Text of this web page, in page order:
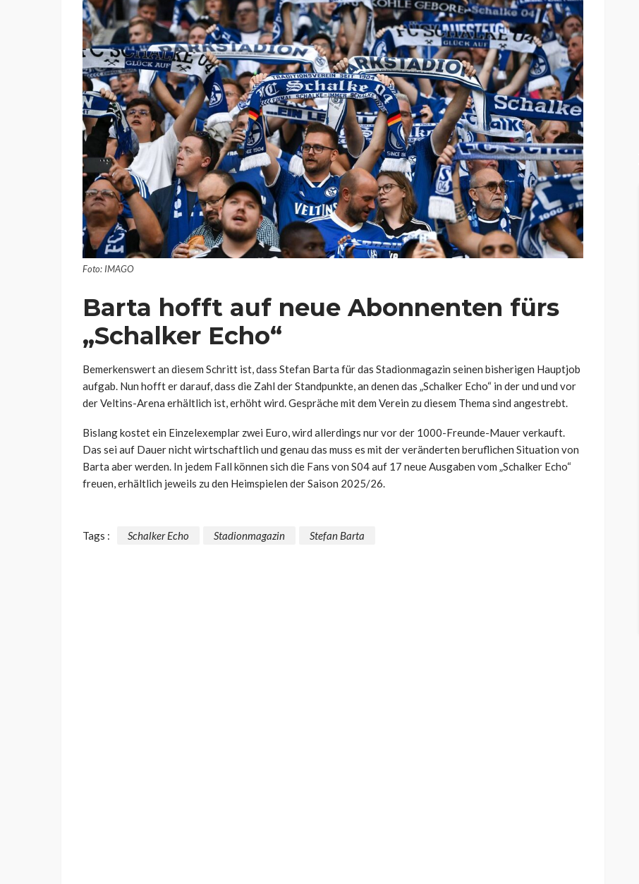
Foto: IMAGO
Barta hofft auf neue Abonnenten fürs
„Schalker Echo“
Bemerkenswert an diesem Schritt ist, dass Stefan Barta für das Stadionmagazin seinen bisherigen Hauptjob
aufgab. Nun hofft er darauf, dass die Zahl der Standpunkte, an denen das „Schalker Echo“ in der und und vor
der Veltins-Arena erhältlich ist, erhöht wird. Gespräche mit dem Verein zu diesem Thema sind angestrebt.
Bislang kostet ein Einzelexemplar zwei Euro, wird allerdings nur vor der 1000-Freunde-Mauer verkauft.
Das sei auf Dauer nicht wirtschaftlich und genau das muss es mit der veränderten beruflichen Situation von
Barta aber werden. In jedem Fall können sich die Fans von S04 auf 17 neue Ausgaben vom „Schalker Echo“
freuen, erhältlich jeweils zu den Heimspielen der Saison 2025/26.
Tags : Schalker Echo Stadionmagazin Stefan Barta